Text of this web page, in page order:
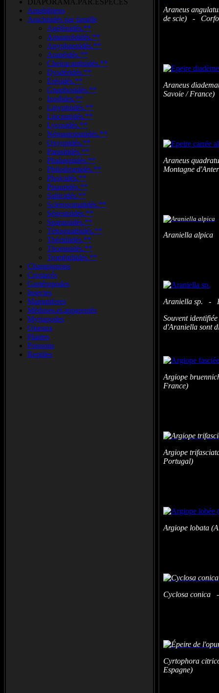
DIAPORAMA.PAR.ESPECES
Amphibiens
Arachnidés par famille
Agélènidés.**
Amaurobiidés.**
Anyphaenidés.**
Aranéidés.**
Cheiracanthiidés.**
Dysdéridés.**
Erésidés.**
Gnaphosidés.**
Ixodides.**
Linyphiidés.**
Liocranidés.**
Lycosidés.**
Némastomatidés.**
Oxyopidés.**
Parasitidés.**
Phalangiidés.**
Philodromidés.**
Pholcidés.**
Pisauridés.**
Salticidés.**
Sclerosomatidés.**
Ségestriidés.**
Sparassidés.**
Tétragnathidés.**
Théridiidés.**
Thomisidés.**
Trombidiidés.**
Champignons
Crustacés
Gastéropodes
Insectes
Mammiferes
Méduses.et.apparentés
Myriapodes
Oiseaux
Plantes
Poissons
Reptiles
Araneus
de scie) -
Araneus
Savoie / France)
Araneus
Montagne
Araniella alpica
Araniella sp. -
Souvent
d'Araniella sont
Argiope
France)
Argiope
Portugal)
Argiope lobata
Cyclosa conica
Cyrtophora
Espagne)